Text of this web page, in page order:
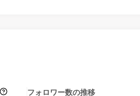
フォロワー数の推移